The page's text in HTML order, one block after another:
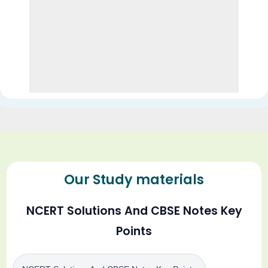
Our Study materials
NCERT Solutions And CBSE Notes Key
Points